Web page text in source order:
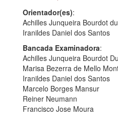
Orientador(es):
Achilles Junqueira Bourdot
Iranildes Daniel dos Santos
Bancada Examinadora:
Achilles Junqueira Bourdot
Marisa Bezerra de Mello
Iranildes Daniel dos Santos
Marcelo Borges Mansur
Reiner Neumann
Francisco Jose Moura